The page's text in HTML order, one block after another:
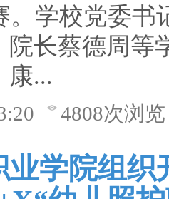
。学校党委书
院长蔡德周等
康...
4808次浏览
学院组织